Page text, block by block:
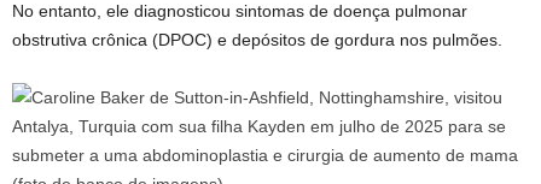
No entanto, ele diagnosticou sintomas de doença pulmonar
obstrutiva crônica (DPOC) e depósitos de gordura nos pulmões.